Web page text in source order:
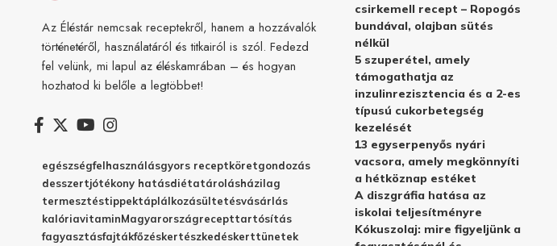
Az Éléstár nemcsak receptekről, hanem a hozzávalók
történetéről, használatáról és titkairól is szól. Fedezd
fel velünk, mi lapul az éléskamrában – és hogyan
hozhatod ki belőle a legtöbbet!
egészségfelhasználásgyors receptköretgondozás
desszertjótékony hatásdiétatárolásházilag
termesztéstippektáplálkozásültetésvásárlás
kalóriavitaminMagyarországrecepttartósítás
fagyasztásfajtákfőzéskertészkedéskerttünetek
csirkemell recept – Ropogós
bundával, olajban sütés
nélkül
5 szuperétel, amely
támogathatja az
inzulinrezisztencia és a 2-es
típusú cukorbetegség
kezelését
13 egyserpenyős nyári
vacsora, amely megkönnyíti
a hétköznap estéket
A diszgráfia hatása az
iskolai teljesítményre
Kókuszolaj: mire figyeljünk a